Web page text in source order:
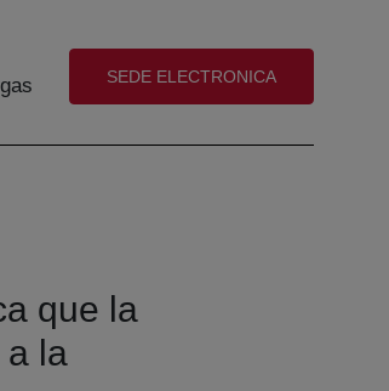
(abre en nueva ventana)
SEDE ELECTRONICA
que la
a la